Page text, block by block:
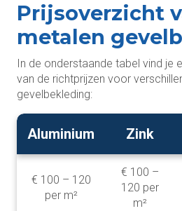
Prijsoverzicht
metalen
In de onderstaande tabel vind je
van de richtprijzen voor
gevelbekleding:
Aluminium Zink
€ 100 – 120
per m²
€ 100 –
120 per
m²